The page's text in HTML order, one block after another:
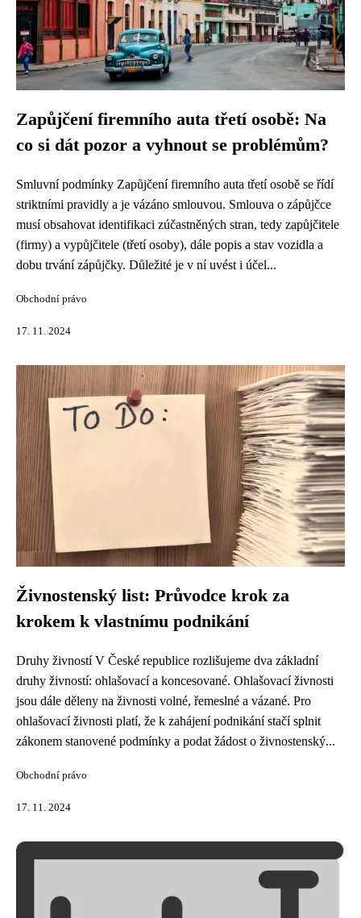
Zapůjčení firemního auta třetí osobě: Na
co si dát pozor a vyhnout se problémům?
Smluvní podmínky Zapůjčení firemního auta třetí osobě se řídí
striktními pravidly a je vázáno smlouvou. Smlouva o zápůjčce
musí obsahovat identifikaci zúčastněných stran, tedy zapůjčitele
(firmy) a vypůjčitele (třetí osoby), dále popis a stav vozidla a
dobu trvání zápůjčky. Důležité je v ní uvést i účel...
Obchodní právo
17. 11. 2024
Živnostenský list: Průvodce krok za
krokem k vlastnímu podnikání
Druhy živností V České republice rozlišujeme dva základní
druhy živností: ohlašovací a koncesované. Ohlašovací živnosti
jsou dále děleny na živnosti volné, řemeslné a vázané. Pro
ohlašovací živnosti platí, že k zahájení podnikání stačí splnit
zákonem stanovené podmínky a podat žádost o živnostenský...
Obchodní právo
17. 11. 2024